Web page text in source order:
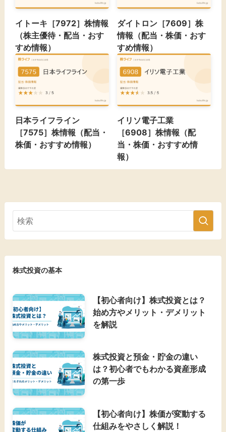
イトーキ［7972］株情報
（株主優待・配当・おす
すめ情報）
ダイトロン［7609］株
情報（配当・株価・おす
すめ情報）
日本ライフライン
［7575］株情報（配当・
株価・おすすめ情報）
イリソ電子工業
［6908］株情報（配
当・株価・おすすめ情
報）
株式投資の基本
【初心者向け】株式投資とは？
始め方やメリット・デメリット
を解説
株式投資と預金・貯金の違い
は？初心者でもわかる資産形成
の第一歩
【初心者向け】株価が変動する
仕組みをやさしく解説！